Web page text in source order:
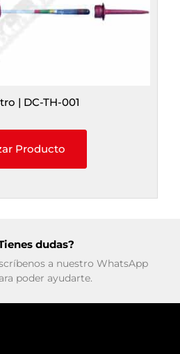
| DC-TH-001
Producto
dudas?
a nuestro WhatsApp
poder ayudarte.